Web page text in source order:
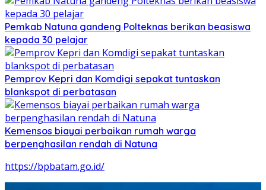
Pemkab Natuna gandeng Polteknas berikan beasiswa
kepada 30 pelajar
Pemprov Kepri dan Komdigi sepakat tuntaskan
blankspot di perbatasan
Kemensos biayai perbaikan rumah warga
berpenghasilan rendah di Natuna
https://bpbatam.go.id/